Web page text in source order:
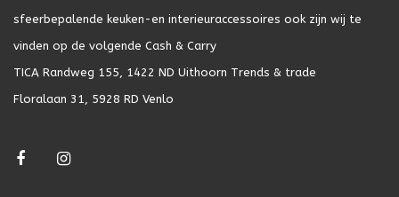
sfeerbepalende keuken-en interieuraccessoires ook zijn wij te
vinden op de volgende Cash & Carry
TICA Randweg 155, 1422 ND Uithoorn Trends & trade
Floralaan 31, 5928 RD Venlo